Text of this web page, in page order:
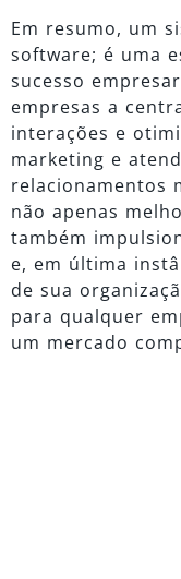
Em resumo, um
software; é uma
sucesso
empresas a
interações e
marketing e
relacionamentos
não apenas
também
e, em última
de sua
para qualquer
um mercado